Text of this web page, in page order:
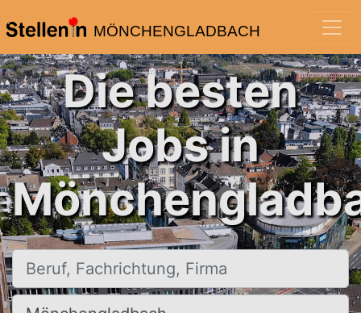
MÖNCHENGLADBACH
Die besten
Jobs in
Beruf, Fachrichtung, Firma
Ort, Stadt